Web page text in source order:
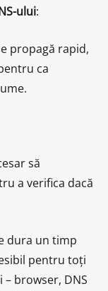
ului:
propagă rapid,
ca
să
a verifica dacă
dura un timp
pentru toți
browser, DNS